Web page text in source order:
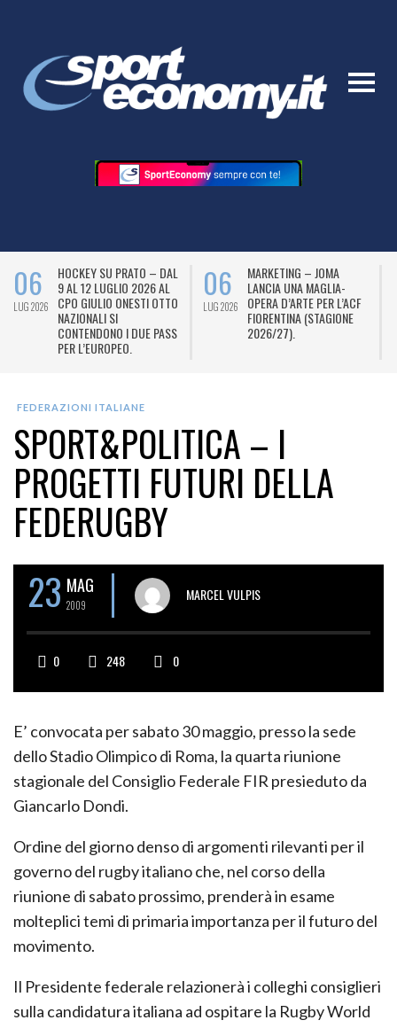
06
LUG 2026
HOCKEY SU PRATO – DAL
9 AL 12 LUGLIO 2026 AL
CPO GIULIO ONESTI OTTO
NAZIONALI SI
CONTENDONO I DUE PASS
PER L’EUROPEO.
06
LUG 2026
MARKETING – JOMA
LANCIA UNA MAGLIA-
OPERA D’ARTE PER L’ACF
FIORENTINA (STAGIONE
2026/27).
FEDERAZIONI ITALIANE
SPORT&POLITICA – I
PROGETTI FUTURI DELLA
FEDERUGBY
23 MAG
2009
MARCEL VULPIS
0 248 0
E’ convocata per sabato 30 maggio, presso la sede
dello Stadio Olimpico di Roma, la quarta riunione
stagionale del Consiglio Federale FIR presieduto da
Giancarlo Dondi.
Ordine del giorno denso di argomenti rilevanti per il
governo del rugby italiano che, nel corso della
riunione di sabato prossimo, prenderà in esame
molteplici temi di primaria importanza per il futuro del
movimento.
Il Presidente federale relazionerà i colleghi consiglieri
sulla candidatura italiana ad ospitare la Rugby World